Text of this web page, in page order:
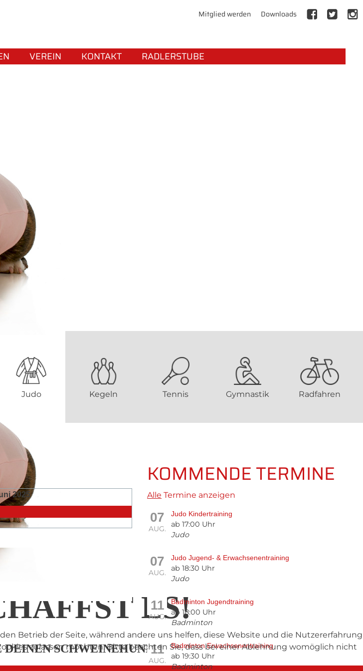
Mitglied werden Downloads
VEREIN KONTAKT RADLERSTUBE
ES!
DEINEN SCHWEINEHUND
Judo Kegeln Tennis Gymnastik Radfahren
2025
KOMMENDE TERMINE
Alle Termine anzeigen
07
AUG.
Judo Kindertraining
ab 17:00 Uhr
Judo
07
AUG.
Judo Jugend- & Erwachsenentraining
ab 18:30 Uhr
Judo
11
AUG.
Badminton Jugendtraining
ab 18:00 Uhr
Badminton
11
AUG.
Badminton Erwachsenentraining
ab 19:30 Uhr
Badminton
Betrieb der Seite, während andere uns helfen, diese Website und die Nutzererfahrung
zulassen möchten. Bitte beachten Sie, dass bei einer Ablehnung womöglich nicht